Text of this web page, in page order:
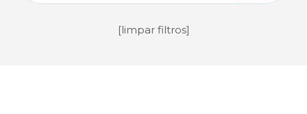
[limpar filtros]